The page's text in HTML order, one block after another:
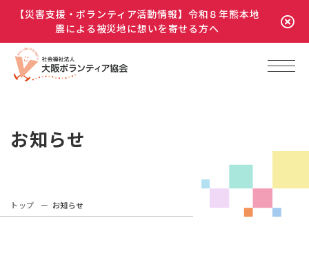
【災害支援・ボランティア活動情報】令和８年熊本地
震による被災地に想いを寄せる方へ
お知らせ
トップ お知らせ